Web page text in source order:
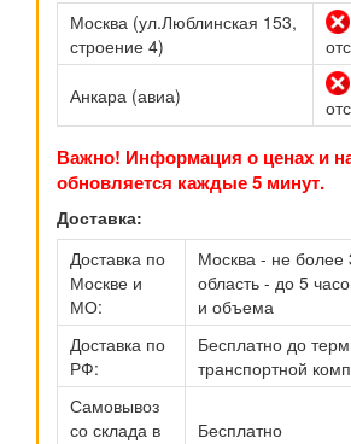
Москва (ул.Люблинская 153,
строение 4)
Анкара (авиа)
Важно! Информация о ценах и
обновляется каждые 5 минут.
Доставка:
Доставка по
Москве и
МО:
Москва - не более
область - до 5
и объема
Доставка по
РФ:
Бесплатно до
транспортной
Самовывоз
со склада в
Бесплатно